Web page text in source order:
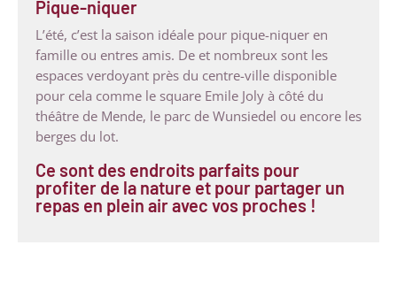
Pique-niquer
L’été, c’est la saison idéale pour pique-niquer en
famille ou entres amis. De et nombreux sont les
espaces verdoyant près du centre-ville disponible
pour cela comme le square Emile Joly à côté du
théâtre de Mende, le parc de Wunsiedel ou encore les
berges du lot.
Ce sont des endroits parfaits pour
profiter de la nature et pour partager un
repas en plein air avec vos proches !